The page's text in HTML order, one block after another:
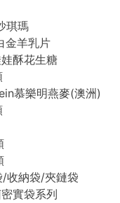
琪瑪
金羊乳片
酥花生糖
慕樂明燕麥(澳洲)
收納袋/夾鏈袋
實袋系列